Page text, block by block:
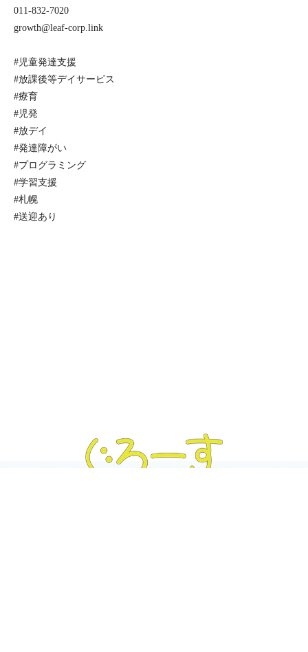
011-832-7020
growth@leaf-corp.link
#児童発達支援
#放課後等デイサービス
#療育
#児発
#放デイ
#発達障がい
#プログラミング
#学習支援
#札幌
#送迎あり